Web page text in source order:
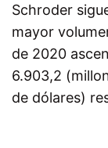
Schroder
mayor
de 2020
6.903,2
de dólares)